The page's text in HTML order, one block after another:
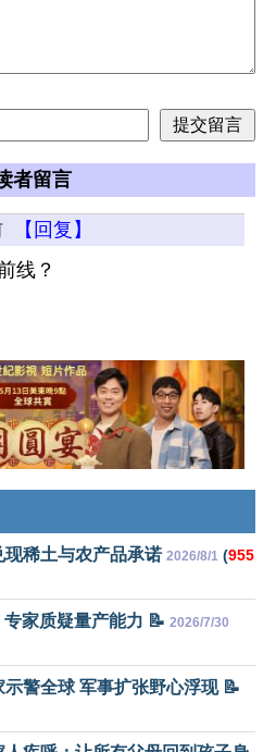
者留言
【回复】
线？
稀土与农产品承诺 2026/8/1 (955
家质疑量产能力 📝 2026/7/30
警全球 军事扩张野心浮现 📝